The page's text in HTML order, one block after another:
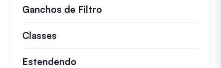
Ganchos de Filtro
Classes
Estendendo